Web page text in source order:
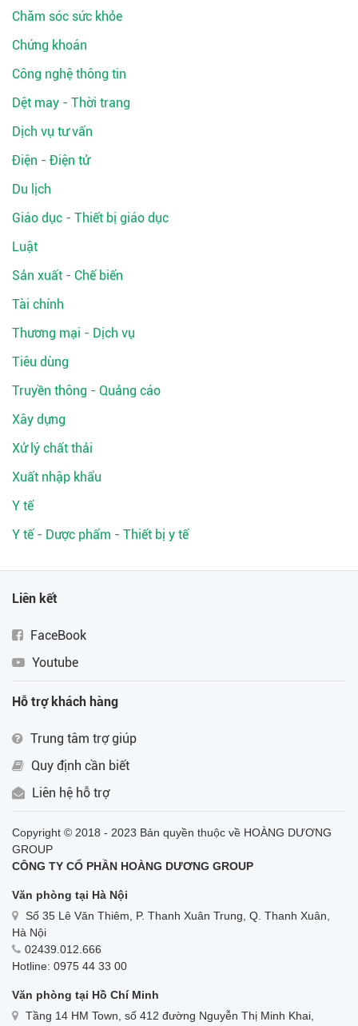
Chăm sóc sức khỏe
Chứng khoán
Công nghệ thông tin
Dệt may - Thời trang
Dịch vụ tư vấn
Điện - Điện tử
Du lịch
Giáo dục - Thiết bị giáo dục
Luật
Sản xuất - Chế biến
Tài chính
Thương mại - Dịch vụ
Tiêu dùng
Truyền thông - Quảng cáo
Xây dựng
Xử lý chất thải
Xuất nhập khẩu
Y tế
Y tế - Dược phẩm - Thiết bị y tế
Liên kết
FaceBook
Youtube
Hỗ trợ khách hàng
Trung tâm trợ giúp
Quy định cần biết
Liên hệ hỗ trợ
Copyright © 2018 - 2023 Bản quyền thuộc về HOÀNG DƯƠNG
GROUP
CÔNG TY CỔ PHẦN HOÀNG DƯƠNG GROUP
Văn phòng tại Hà Nội
Số 35 Lê Văn Thiêm, P. Thanh Xuân Trung, Q. Thanh Xuân,
Hà Nội
02439.012.666
Hotline: 0975 44 33 00
Văn phòng tại Hồ Chí Minh
Tầng 14 HM Town, số 412 đường Nguyễn Thị Minh Khai,